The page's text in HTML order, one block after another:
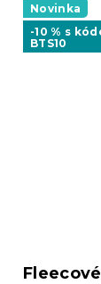
Novinka
-10 % s
BTS10